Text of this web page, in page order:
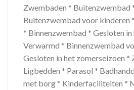
Zwembaden * Buitenzwembad
Buitenzwembad voor kinderen
* Binnenzwembad * Gesloten
Verwarmd * Binnenzwembad
Gesloten in het zomerseizoen *
Ligbedden * Parasol *
met borg * Kinderfaciliteiten *